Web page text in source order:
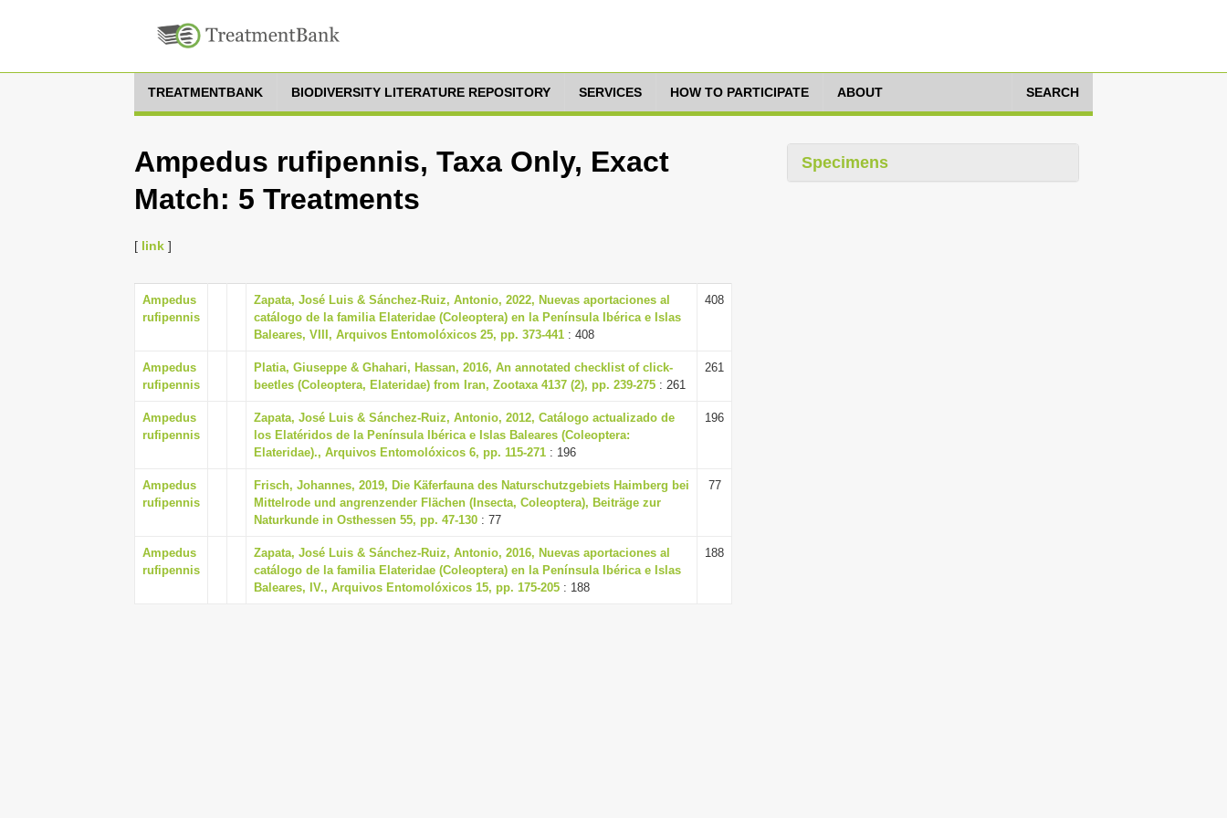
TREATMENTBANK BIODIVERSITY LITERATURE REPOSITORY SERVICES HOW TO PARTICIPATE ABOUT SEARCH
Ampedus rufipennis, Taxa Only, Exact
Match: 5 Treatments
[ link ]
Ampedus
rufipennis
Zapata, José Luis & Sánchez-Ruiz, Antonio, 2022, Nuevas aportaciones al
catálogo de la familia Elateridae (Coleoptera) en la Península Ibérica e Islas
Baleares, VIII, Arquivos Entomolóxicos 25, pp. 373-441 : 408
408
Ampedus
rufipennis
Platia, Giuseppe & Ghahari, Hassan, 2016, An annotated checklist of click-
beetles (Coleoptera, Elateridae) from Iran, Zootaxa 4137 (2), pp. 239-275 : 261
261
Ampedus
rufipennis
Zapata, José Luis & Sánchez-Ruiz, Antonio, 2012, Catálogo actualizado de
los Elatéridos de la Península Ibérica e Islas Baleares (Coleoptera:
Elateridae)., Arquivos Entomolóxicos 6, pp. 115-271 : 196
196
Ampedus
rufipennis
Frisch, Johannes, 2019, Die Käferfauna des Naturschutzgebiets Haimberg bei
Mittelrode und angrenzender Flächen (Insecta, Coleoptera), Beiträge zur
Naturkunde in Osthessen 55, pp. 47-130 : 77
77
Ampedus
rufipennis
Zapata, José Luis & Sánchez-Ruiz, Antonio, 2016, Nuevas aportaciones al
catálogo de la familia Elateridae (Coleoptera) en la Península Ibérica e Islas
Baleares, IV., Arquivos Entomolóxicos 15, pp. 175-205 : 188
188
Specimens